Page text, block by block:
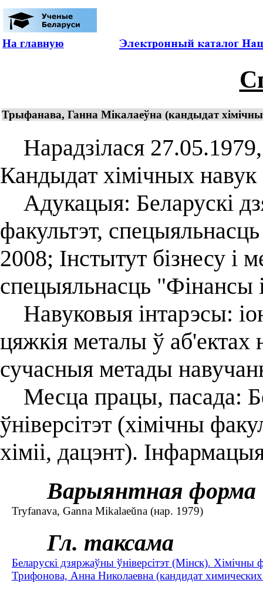
На главную
Трыфанава, Ганна Мiкалаеўна (кандыдат
Нарадзілася
Кандыдат хімічных
Адукацыя: Беларускі
факультэт,
2008; Інстытут бізнесу і
спецыяльнасць "Фінансы
Навуковыя інтарэсы:
цяжкія металы ў аб'ектах
сучасныя метады
Месца працы, пасада:
ўніверсітэт (хімічны
хіміі, дацэнт).
Варыянтная форма
Tryfanava, Ganna Mikalaeŭna (нар. 1979)
Гл. таксама
Беларускі дзяржаўны ўніверсітэт (Мінск). Хімічны
Трифонова, Анна Николаевна (кандидат